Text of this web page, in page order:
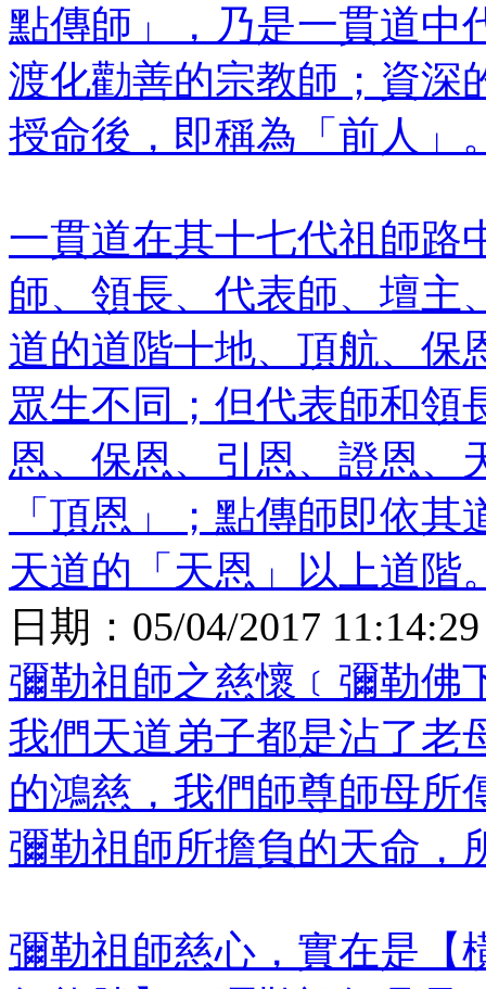
點傳師」，乃是一貫道中
渡化勸善的宗教師；資深
授命後，即稱為「前人」
一貫道在其十七代祖師路
師、領長、代表師、壇主
道的道階十地、頂航、保
眾生不同；但代表師和領
恩、保恩、引恩、證恩、
「頂恩」；點傳師即依
天道的「天恩」以上道階
日期： 05/04/2017 11:14:29
彌勒祖師之慈懷﹝彌勒佛
我們天道弟子都是沾了老
的鴻慈，我們師尊師母所
彌勒祖師所擔負的天命，
彌勒祖師慈心，實在是【